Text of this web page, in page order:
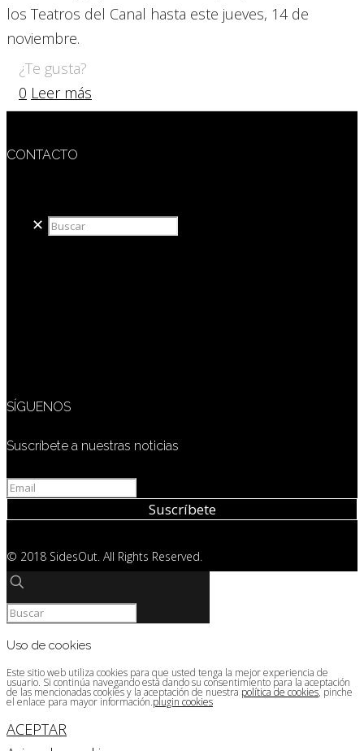
los Teatros del Canal hasta este jueves, 14 de
noviembre.
¿Te gusta?
0 Leer más
CONTACTO
✕
SÍGUENOS
Suscríbete a nuestras noticias
© 2018 SidesOut. All Rights Reserved.
Uso de cookies
Este sitio web utiliza cookies para que usted tenga la mejor experiencia de
usuario. Si continúa navegando está dando su consentimiento para la aceptación
de las mencionadas cookies y la aceptación de nuestra política de cookies, pinche
el enlace para mayor información.plugin cookies
ACEPTAR